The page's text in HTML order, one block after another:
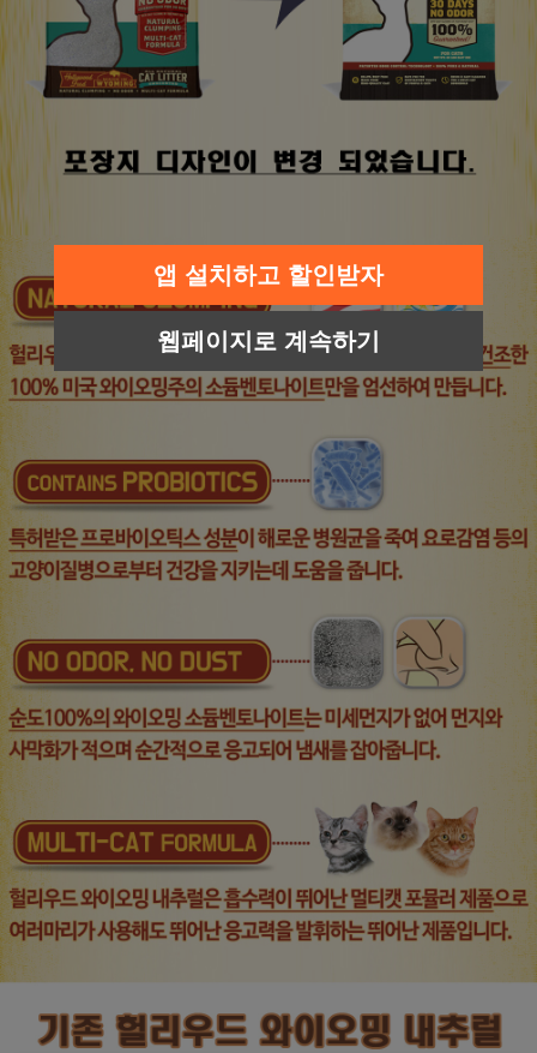
앱 설치하고 할인받자
웹페이지로 계속하기